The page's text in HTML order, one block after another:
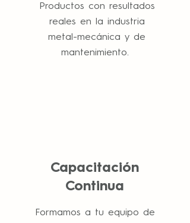
Productos con resultados
reales en la industria
metal-mecánica y de
mantenimiento.
Capacitación
Continua
Formamos a tu equipo de